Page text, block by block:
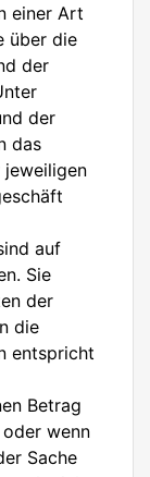
einer Art
über die
der
der
das
jeweiligen
auf
Sie
der
die
entspricht
Betrag
wenn
Sache